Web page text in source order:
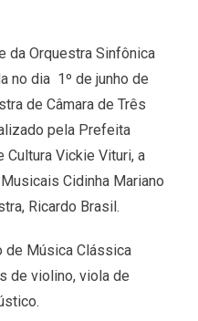
da Orquestra Sinfônica
no dia 1º de junho de
de Câmara de Três
pela Prefeita
Cultura Vickie Vituri, a
Cidinha Mariano
Ricardo Brasil.
de Música Clássica
de violino, viola de